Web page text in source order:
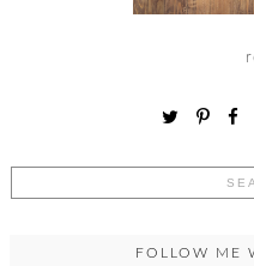
FOLLOW ME